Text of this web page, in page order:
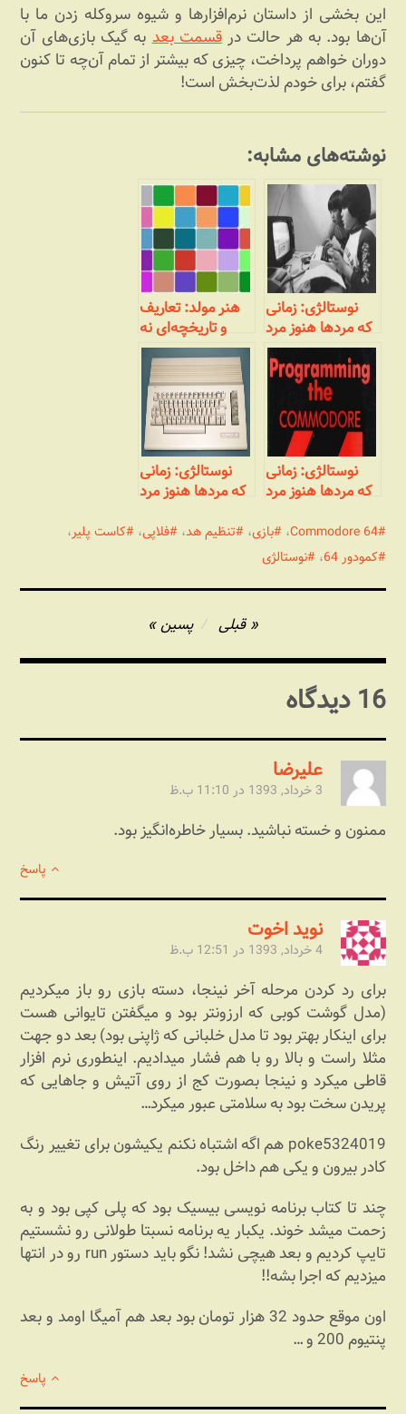
این بخشی از داستان نرم‌افزارها و شیوه سروکله زدن ما با
آن‌ها بود. به هر حالت درقسمت بعدبه گیک بازی‌های آن
دوران خواهم پرداخت، چیزی که بیشتر از تمام آن‌چه تا کنون
گفتم، برای خودم لذت‌بخش است!
نوشته‌های مشابه:
نوستالژی: زمانی
که مردها هنوز مرد
بودند! (بخش
پایانی- هک‌های
عمیق‌تر)
هنر مولد: تعاریف
و تاریخچه‌ای نه
چندان مختصر
نوستالژی: زمانی
که مردها هنوز مرد
سوم- معنای
قدیمی هک)
نوستالژی: زمانی
که مردها هنوز مرد
Commodore 64، بازی، تنظیم هد، فلاپی، کاست پلیر،
کمودور 64
، نوستالژی
نوشته
قبلی پسین
16 دیدگاه
علیرضا
3 خرداد, 1393 در 11:10 ب.ظ
ممنون و خسته نباشید. بسیار خاطره‌انگیز بود.
پاسخ
نوید اخوت
4 خرداد, 1393 در 12:51 ب.ظ
برای رد کردن مرحله آخر نینجا، دسته بازی رو باز میکردیم
(مدل گوشت کوبی که ارزونتر بود و میگفتن تایوانی هست
برای اینکار بهتر بود تا مدل خلبانی که ژاپنی بود) بعد دو جهت
مثلا راست و بالا رو با هم فشار میدادیم. اینطوری نرم افزار
قاطی میکرد و نینجا بصورت کج از روی آتیش و جاهایی که
پریدن سخت بود به سلامتی عبور میکرد…
poke5324019 هم اگه اشتباه نکنم یکیشون برای تغییر رنگ
کادر بیرون و یکی هم داخل بود.
چند تا کتاب برنامه نویسی بیسیک بود که پلی کپی بود و به
زحمت میشد خوند. یکبار یه برنامه نسبتا طولانی رو نشستیم
تایپ کردیم و بعد هیچی نشد! نگو باید دستور run رو در انتها
میزدیم که اجرا بشه!!
اون موقع حدود 32 هزار تومان بود بعد هم آمیگا اومد و بعد
پنتیوم 200 و …
پاسخ